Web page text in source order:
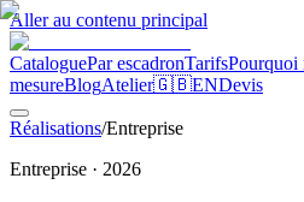
Aller au contenu principal
CataloguePar escadronTarifsPourquoi
mesureBlogAtelier🇬🇧ENDevis
Réalisations/Entreprise
Entreprise · 2026